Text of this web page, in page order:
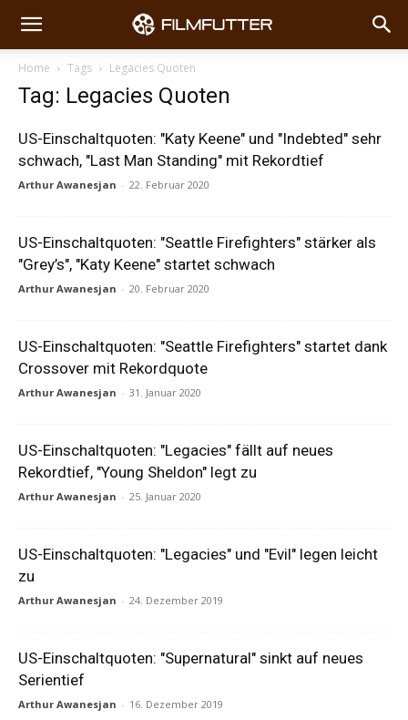
Home Tags Legacies Quoten
Tag: Legacies Quoten
US-Einschaltquoten: "Katy Keene" und "Indebted" sehr
schwach, "Last Man Standing" mit Rekordtief
Arthur Awanesjan - 22. Februar 2020
US-Einschaltquoten: "Seattle Firefighters" stärker als
"Grey’s", "Katy Keene" startet schwach
Arthur Awanesjan - 20. Februar 2020
US-Einschaltquoten: "Seattle Firefighters" startet dank
Crossover mit Rekordquote
Arthur Awanesjan - 31. Januar 2020
US-Einschaltquoten: "Legacies" fällt auf neues
Rekordtief, "Young Sheldon" legt zu
Arthur Awanesjan - 25. Januar 2020
US-Einschaltquoten: "Legacies" und "Evil" legen leicht
zu
Arthur Awanesjan - 24. Dezember 2019
US-Einschaltquoten: "Supernatural" sinkt auf neues
Serientief
Arthur Awanesjan - 16. Dezember 2019